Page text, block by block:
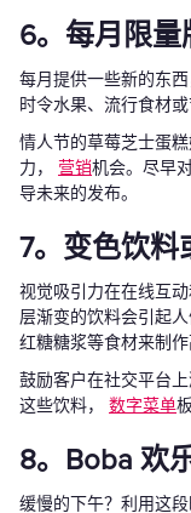
6。每月限量
每月提供一些新的东
时令水果、流行食材
情人节的草莓芝士蛋
力， 营销机会。尽早
导未来的发布。
7。变色饮料
视觉吸引力在在线互
层渐变的饮料会引起
红糖糖浆等食材来制作
鼓励客户在社交平台
这些饮料， 数字菜单
8。Boba 欢
缓慢的下午？利用这